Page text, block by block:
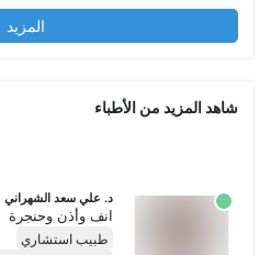
المزيد
شاهد المزيد من الأطباء
د. علي سعد الشهراني
انف وأذن وحنجرة
طبيب استشاري